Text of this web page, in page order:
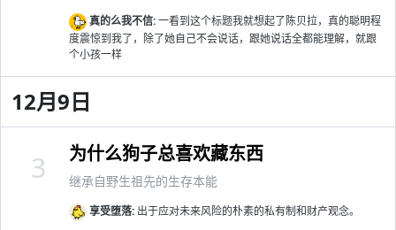
真的么我不信:一看到这个标题我就想起了陈贝拉，真的聪明程
度震惊到我了，除了她自己不会说话，跟她说话全都能理解，就跟
个小孩一样
12月9日
为什么狗子总喜欢藏东西
继承自野生祖先的生存本能
享受堕落: 出于应对未来风险的朴素的私有制和财产观念。
3